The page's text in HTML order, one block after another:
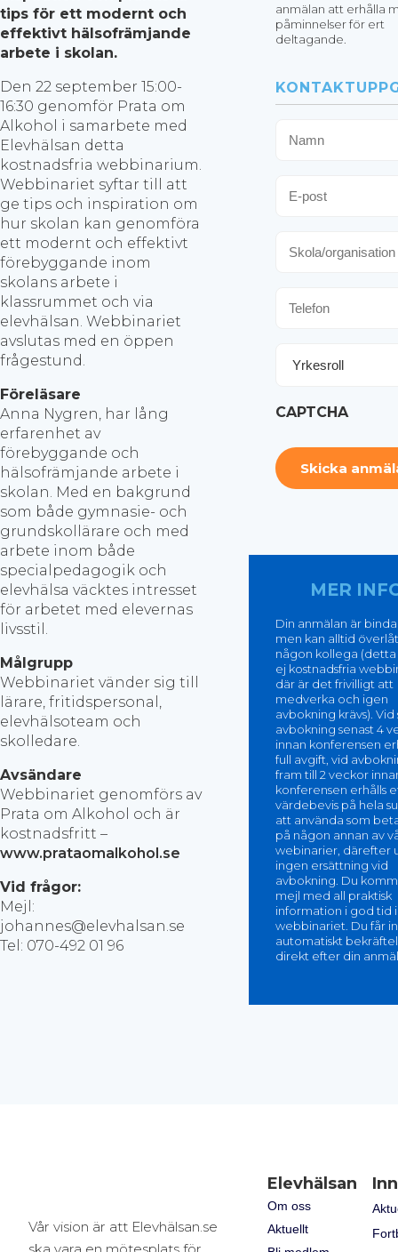
tips för ett modernt och
effektivt hälsofrämjande
arbete i skolan.
Den 22 september 15:00-
16:30 genomför Prata om
Alkohol i samarbete med
Elevhälsan detta
kostnadsfria webbinarium.
Webbinariet syftar till att
ge tips och inspiration om
hur skolan kan genomföra
ett modernt och effektivt
förebyggande inom
skolans arbete i
klassrummet och via
elevhälsan. Webbinariet
avslutas med en öppen
frågestund.
Föreläsare
Anna Nygren, har lång
erfarenhet av
förebyggande och
hälsofrämjande arbete i
skolan. Med en bakgrund
som både gymnasie- och
grundskollärare och med
arbete inom både
specialpedagogik och
elevhälsa väcktes intresset
för arbetet med elevernas
livsstil.
Målgrupp
Webbinariet vänder sig till
lärare, fritidspersonal,
elevhälsoteam och
skolledare.
Avsändare
Webbinariet genomförs av
Prata om Alkohol och är
kostnadsfritt –
www.prataomalkohol.se
Vid frågor:
Mejl:
johannes@elevhalsan.se
Tel: 070-492 01 96
anmälan att erhålla
påminnelser för ert
deltagande.
post
CAPTCHA
MER
Din anmälan är
men kan alltid
någon kollega
ej kostnadsfria
där är det frivilligt att
medverka och igen
avbokning krävs). Vid
avbokning senast 4
innan konferensen
full avgift, vid
fram till 2 veckor
konferensen erhålls
värdebevis på hela
att använda som
på någon annan av
webinarier, därefter
ingen ersättning vid
avbokning. Du
mejl med all praktisk
information i god tid
webbinariet. Du får
automatiskt
direkt efter din
Vår vision är att Elevhälsan.se
Elevhälsan
Om oss
Aktuellt